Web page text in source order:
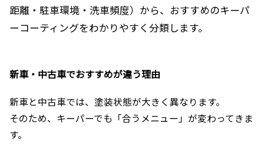
距離・駐車環境・洗車頻度）から、おすすめのキーパ
ーコーティングをわかりやすく分類します。
新車・中古車でおすすめが違う理由
新車と中古車では、塗装状態が大きく異なります。
そのため、キーパーでも「合うメニュー」が変わってきま
す。